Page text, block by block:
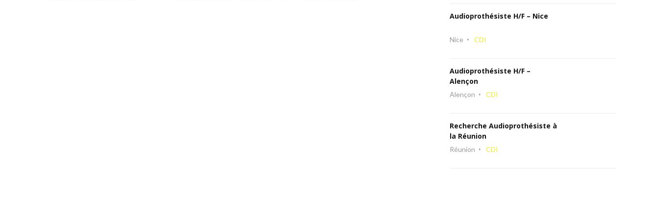
Audioprothésiste H/F – Nice
Nice CDI
Audioprothésiste H/F –
Alençon
Alençon CDI
Recherche Audioprothésiste à
la Réunion
Réunion CDI